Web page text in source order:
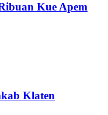
Kue Apem
Klaten